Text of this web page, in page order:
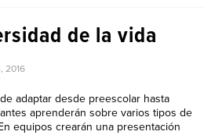
de la vida
2016
adaptar desde preescolar hasta
aprenderán sobre varios tipos de
equipos crearán una presentación